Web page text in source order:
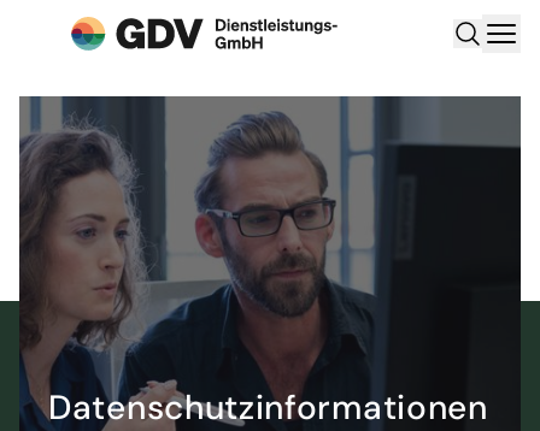
Datenschutzinformationen